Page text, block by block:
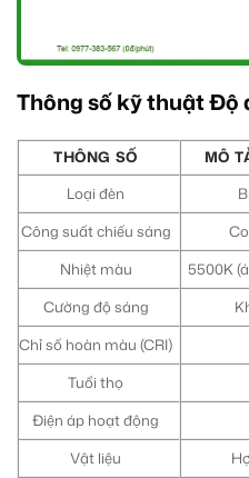
Thông số kỹ thuật Độ
THÔNG SỐ
MÔ
Loại đèn
Công suất chiếu sáng
Nhiệt màu
5500K
Cường độ sáng
Chỉ số hoàn màu (CRI)
Tuổi thọ
Điện áp hoạt động
Vật liệu